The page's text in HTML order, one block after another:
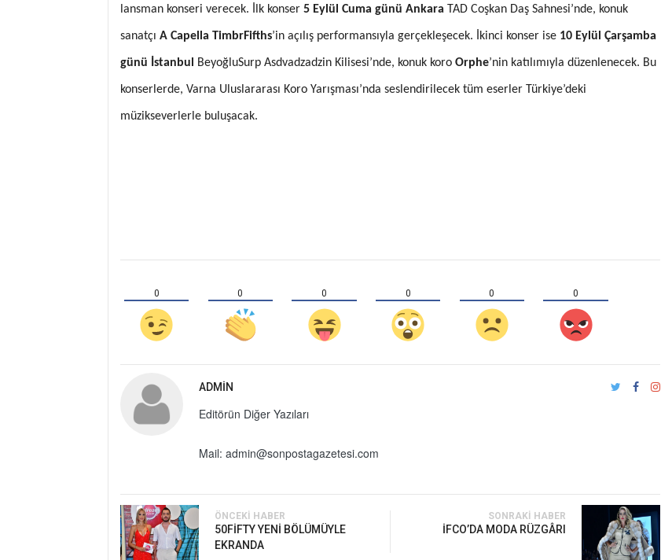
lansman konseri verecek. İlk konser 5 Eylül Cuma günü Ankara TAD Coşkan Daş Sahnesi’nde, konuk
sanatçı A Capella TimbrFifths’in açılış performansıyla gerçekleşecek. İkinci konser ise 10 Eylül Çarşamba
günü İstanbul BeyoğluSurp Asdvadzadzin Kilisesi’nde, konuk koro Orphe’nin katılımıyla düzenlenecek. Bu
konserlerde, Varna Uluslararası Koro Yarışması’nda seslendirilecek tüm eserler Türkiye’deki
müzikseverlerle buluşacak.
0 0 0 0 0 0
ADMIN
Editörün Diğer Yazıları
Mail: admin@sonpostagazetesi.com
ÖNCEKI HABER
50FİFTY YENİ BÖLÜMÜYLE
EKRANDA
SONRAKI HABER
İFCO’DA MODA RÜZGÂRI